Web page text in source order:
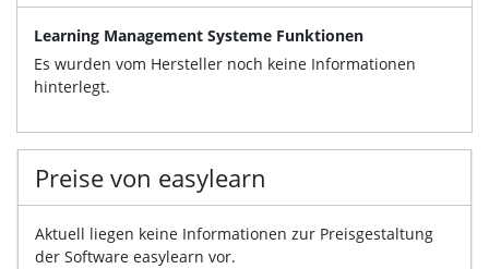
Learning Management Systeme Funktionen
Es wurden vom Hersteller noch keine Informationen
hinterlegt.
Preise von easylearn
Aktuell liegen keine Informationen zur Preisgestaltung
der Software easylearn vor.